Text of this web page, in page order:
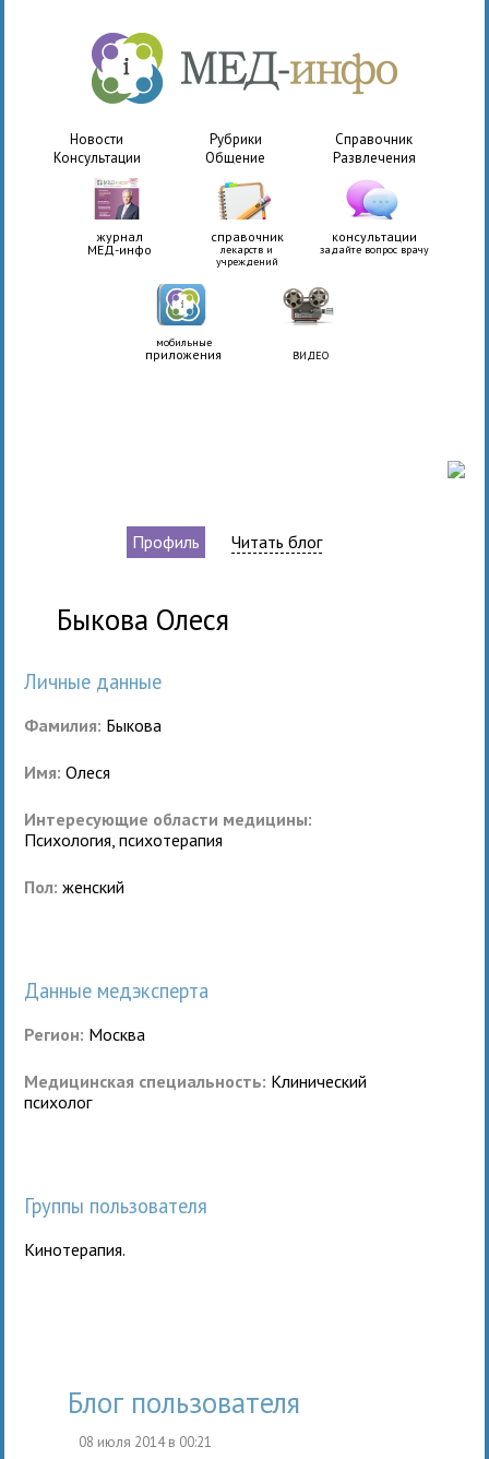
Новости Рубрики
Справочник
Консультации
Общение Развлечения
журнал
МЕД-инфо
справочник
лекарств и
учреждений
консультации
задайте вопрос врачу
мобильные
приложения ВИДЕО
Профиль Читать блог
Быкова Олеся
Личные данные
Фамилия: Быкова
Имя: Олеся
Интересующие области медицины:
Психология, психотерапия
Пол: женский
Данные медэксперта
Регион: Москва
Медицинская специальность: Клинический
психолог
Группы пользователя
Кинотерапия.
Блог пользователя
08 июля 2014 в 00:21